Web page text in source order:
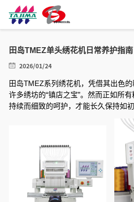
田岛TMEZ单头绣花机日常养护指南
2026/01/24
田岛TMEZ系列绣花机，凭借其出色
许多绣坊的“镇店之宝”。然而正如所
持续而细致的呵护，才能长久保持如初